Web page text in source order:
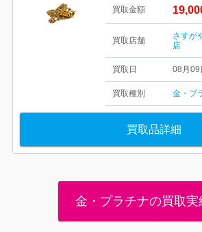
買取金額
買取店舗
さすが
店
買取日 08月09
買取種別 金・プ
買取品詳細
金・プラチナの買取実